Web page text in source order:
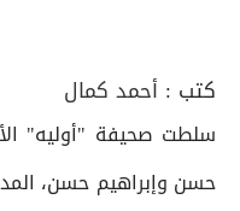
كتب : أحمد كمال
سلطت صحيفة "أوليه"
حسن وإبراهيم حسن،